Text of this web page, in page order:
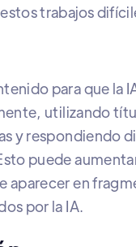
trabajos
para que la
utilizando
y respondiendo
puede
aparecer en
por la IA.